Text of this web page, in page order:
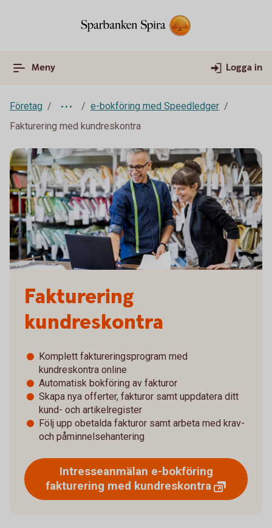
Meny Logga in
Företag
e-bokföring med Speedledger
Fakturering med kundreskontra
Fakturering
kundreskontra
Komplett faktureringsprogram med
kundreskontra online
Automatisk bokföring av fakturor
Skapa nya offerter, fakturor samt uppdatera ditt
kund- och artikelregister
Följ upp obetalda fakturor samt arbeta med krav-
och påminnelsehantering
Intresseanmälan e-bokföring
fakturering med kundreskontra